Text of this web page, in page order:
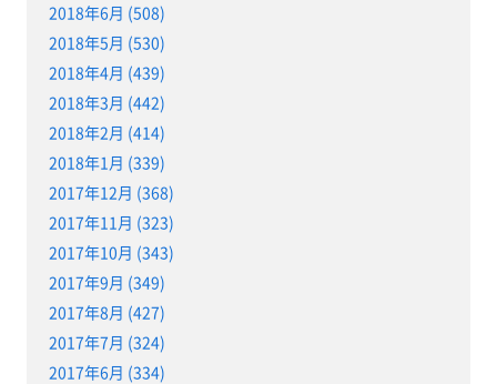
2018年6月 (508)
2018年5月 (530)
2018年4月 (439)
2018年3月 (442)
2018年2月 (414)
2018年1月 (339)
2017年12月 (368)
2017年11月 (323)
2017年10月 (343)
2017年9月 (349)
2017年8月 (427)
2017年7月 (324)
2017年6月 (334)